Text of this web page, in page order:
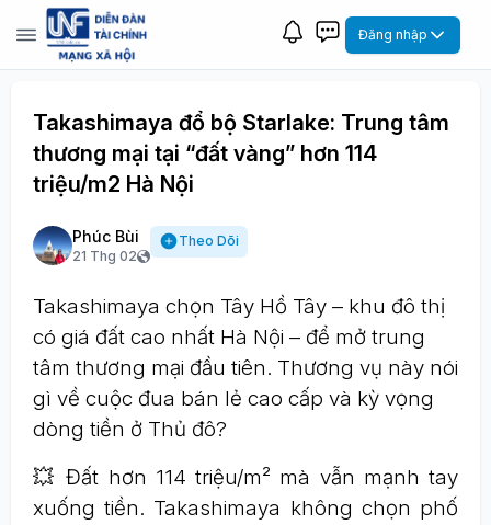
Đăng nhập
Takashimaya đổ bộ Starlake: Trung tâm
thương mại tại “đất vàng” hơn 114
triệu/m2 Hà Nội
Phúc Bùi
21 Thg 02
Theo Dõi
Takashimaya chọn Tây Hồ Tây – khu đô thị
có giá đất cao nhất Hà Nội – để mở trung
tâm thương mại đầu tiên. Thương vụ này nói
gì về cuộc đua bán lẻ cao cấp và kỳ vọng
dòng tiền ở Thủ đô?
💥 Đất hơn 114 triệu/m² mà vẫn mạnh tay
xuống tiền. Takashimaya không chọn phố